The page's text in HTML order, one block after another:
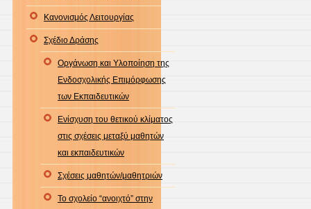
Κανονισμός Λειτουργίας
Σχέδιο Δράσης
Οργάνωση και Υλοποίηση της
Ενδοσχολικής Επιμόρφωσης
των Εκπαιδευτικών
Ενίσχυση του θετικού κλίματος
στις σχέσεις μεταξύ μαθητών
και εκπαιδευτικών
Σχέσεις μαθητών/μαθητριών
Το σχολείο “ανοιχτό” στην